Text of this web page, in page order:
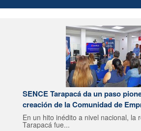
SENCE Tarapacá da un paso
creación de la Comunidad de
En un hito inédito a nivel nacional, la
Tarapacá fue...